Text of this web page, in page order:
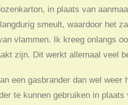
in plaats van
smeult, waardoor het
vlammen. Ik kreeg onlangs
zijn. Dit werkt allemaal veel
een gasbrander dan wel
te kunnen gebruiken in